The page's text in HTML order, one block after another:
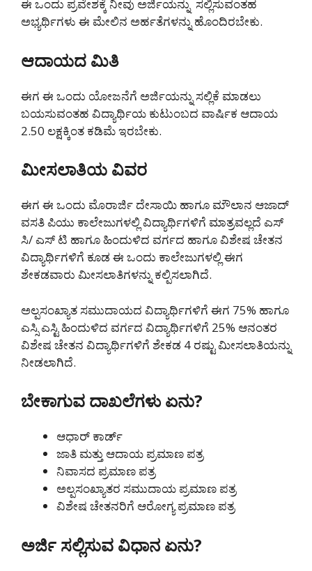
ಈ ಒಂದು ಪ್ರವೇಶಕ್ಕೆ ನೀವು ಅರ್ಜಿಯನ್ನು ಸಲ್ಲಿಸುವಂತಹ
ಅಭ್ಯರ್ಥಿಗಳು ಈ ಮೇಲಿನ ಅರ್ಹತೆಗಳನ್ನು ಹೊಂದಿರಬೇಕು.
ಆದಾಯದ ಮಿತಿ
ಈಗ ಈ ಒಂದು ಯೋಜನೆಗೆ ಅರ್ಜಿಯನ್ನು ಸಲ್ಲಿಕೆ ಮಾಡಲು
ಬಯಸುವಂತಹ ವಿದ್ಯಾರ್ಥಿಯ ಕುಟುಂಬದ ವಾರ್ಷಿಕ ಆದಾಯ
2.50 ಲಕ್ಷಕ್ಕಿಂತ ಕಡಿಮೆ ಇರಬೇಕು.
ಮೀಸಲಾತಿಯ ವಿವರ
ಈಗ ಈ ಒಂದು ಮೊರಾರ್ಜಿ ದೇಸಾಯಿ ಹಾಗೂ ಮೌಲಾನ ಆಜಾದ್
ವಸತಿ ಪಿಯು ಕಾಲೇಜುಗಳಲ್ಲಿ ವಿದ್ಯಾರ್ಥಿಗಳಿಗೆ ಮಾತ್ರವಲ್ಲದೆ ಎಸ್
ಸಿ/ ಎಸ್ ಟಿ ಹಾಗೂ ಹಿಂದುಳಿದ ವರ್ಗದ ಹಾಗೂ ವಿಶೇಷ ಚೇತನ
ವಿದ್ಯಾರ್ಥಿಗಳಿಗೆ ಕೂಡ ಈ ಒಂದು ಕಾಲೇಜುಗಳಲ್ಲಿ ಈಗ
ಶೇಕಡವಾರು ಮೀಸಲಾತಿಗಳನ್ನು ಕಲ್ಪಿಸಲಾಗಿದೆ.
ಅಲ್ಪಸಂಖ್ಯಾತ ಸಮುದಾಯದ ವಿದ್ಯಾರ್ಥಿಗಳಿಗೆ ಈಗ 75% ಹಾಗೂ
ಎಸ್ಸಿ ಎಸ್ಟಿ ಹಿಂದುಳಿದ ವರ್ಗದ ವಿದ್ಯಾರ್ಥಿಗಳಿಗೆ 25% ಆನಂತರ
ವಿಶೇಷ ಚೇತನ ವಿದ್ಯಾರ್ಥಿಗಳಿಗೆ ಶೇಕಡ 4 ರಷ್ಟು ಮೀಸಲಾತಿಯನ್ನು
ನೀಡಲಾಗಿದೆ.
ಬೇಕಾಗುವ ದಾಖಲೆಗಳು ಏನು?
ಆಧಾರ್ ಕಾರ್ಡ್
ಜಾತಿ ಮತ್ತು ಆದಾಯ ಪ್ರಮಾಣ ಪತ್ರ
ನಿವಾಸದ ಪ್ರಮಾಣ ಪತ್ರ
ಅಲ್ಪಸಂಖ್ಯಾತರ ಸಮುದಾಯ ಪ್ರಮಾಣ ಪತ್ರ
ವಿಶೇಷ ಚೇತನರಿಗೆ ಆರೋಗ್ಯ ಪ್ರಮಾಣ ಪತ್ರ
ಅರ್ಜಿ ಸಲ್ಲಿಸುವ ವಿಧಾನ ಏನು?